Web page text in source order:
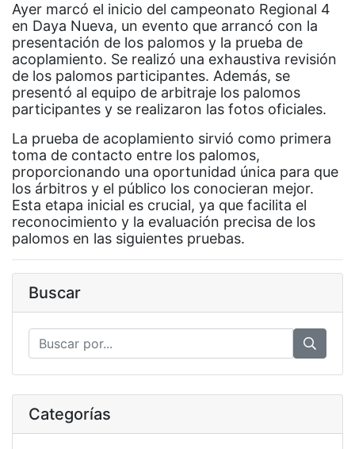
Ayer marcó el inicio del campeonato Regional 4
en Daya Nueva, un evento que arrancó con la
presentación de los palomos y la prueba de
acoplamiento. Se realizó una exhaustiva revisión
de los palomos participantes. Además, se
presentó al equipo de arbitraje los palomos
participantes y se realizaron las fotos oficiales.
La prueba de acoplamiento sirvió como primera
toma de contacto entre los palomos,
proporcionando una oportunidad única para que
los árbitros y el público los conocieran mejor.
Esta etapa inicial es crucial, ya que facilita el
reconocimiento y la evaluación precisa de los
palomos en las siguientes pruebas.
Buscar
Categorías